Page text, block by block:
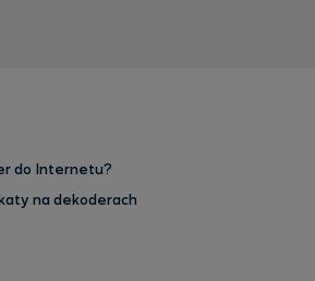
do Internetu?
na dekoderach